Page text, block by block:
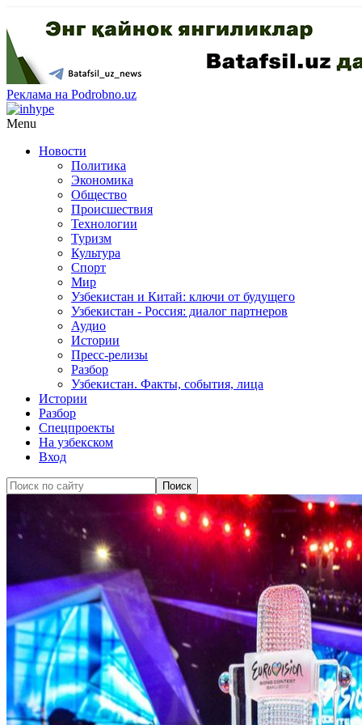
Реклама на Podrobno.uz
Menu
Новости
Политика
Экономика
Общество
Происшествия
Технологии
Туризм
Культура
Спорт
Мир
Узбекистан и Китай: ключи от будущего
Узбекистан - Россия: диалог партнеров
Аудио
Истории
Пресс-релизы
Разбор
Узбекистан. Факты, события, лица
Истории
Разбор
Спецпроекты
На узбекском
Вход